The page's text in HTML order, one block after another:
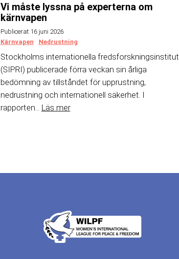
Vi måste lyssna på experterna om
kärnvapen
Publicerat 16 juni 2026
Kärnvapen
Nedrustning
Stockholms internationella fredsforskningsinstitut
(SIPRI) publicerade förra veckan sin årliga
bedömning av tillståndet för upprustning,
nedrustning och internationell säkerhet. I
rapporten... Läs mer